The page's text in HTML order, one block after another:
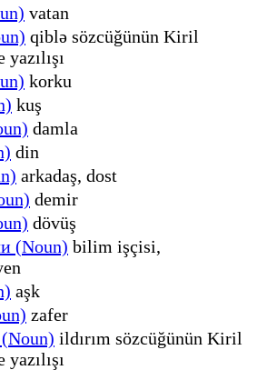
vatan
qiblə sözcüğünün Kiril
korku
kuş
damla
din
arkadaş, dost
demir
dövüş
(Noun) bilim işçisi,
aşk
zafer
ildırım sözcüğünün Kiril